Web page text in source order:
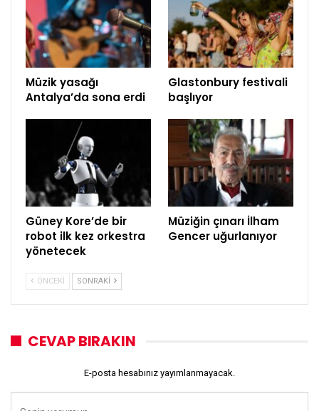
Müzik yasağı
Antalya’da sona erdi
Glastonbury festivali
başlıyor
Güney Kore’de bir
robot ilk kez orkestra
yönetecek
Müziğin çınarı İlham
Gencer uğurlanıyor
ÖNCEKI SONRAKI
CEVAP BIRAKIN
E-posta hesabınız yayımlanmayacak.